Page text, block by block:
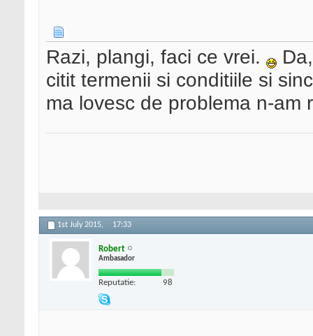
Razi, plangi, faci ce vrei.
citit termenii si conditiile si
ma lovesc de problema n-am
1st July 2015, 17:33
Robert
Ambasador
Reputatie: 98